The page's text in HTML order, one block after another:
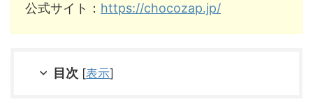
公式サイト： https://chocozap.jp/
目次 [表示]